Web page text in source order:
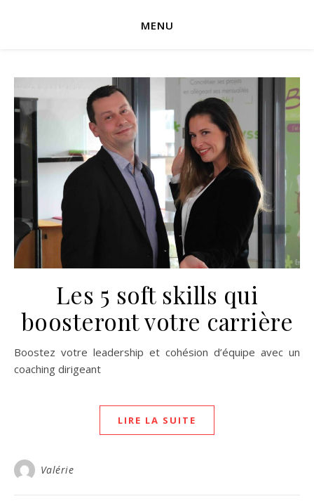
MENU
Les 5 soft skills qui
boosteront votre carrière
Boostez votre leadership et cohésion d’équipe avec un
coaching dirigeant
LIRE LA SUITE
Valérie